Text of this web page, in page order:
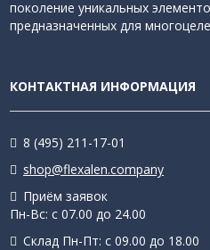
поколение уникальных
предназначенных для
КОНТАКТНАЯ ИНФОРМАЦИЯ
8 (495) 211-17-01
shop@flexalen.company
Приём заявок
Пн-Вс: с 07.00 до 24.00
Склад Пн-Пт: с 09.00 до 18.00